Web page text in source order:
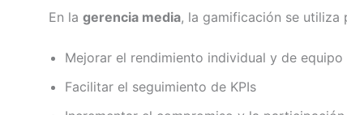
En la gerencia media, la gamificación se utiliza
Mejorar el rendimiento individual y de equipo
Facilitar el seguimiento de KPIs